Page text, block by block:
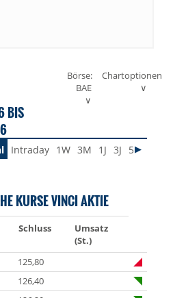
BIS
Börse:
BAE
∨
Chartoptionen
∨
Intraday 1W 3M 1J 3J 5J
KURSE VINCI AKTIE
Schluss
Umsatz
(St.)
125,80
126,40